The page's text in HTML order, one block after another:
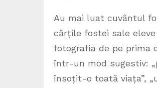
Au mai luat cuvântul
cărțile fostei sale eleve
fotografia de pe prima
într-un mod sugestiv:
însoțit-o toată viața”,